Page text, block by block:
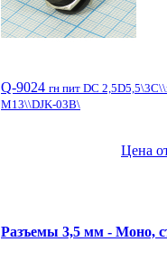
Q-9024 гн пит DC
М13\\DJK-03B\
Цена
Разъемы 3,5 мм - Моно,